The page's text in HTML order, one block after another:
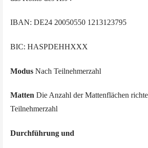
IBAN: DE24 20050550 1213123795
BIC: HASPDEHHXXX
Modus Nach Teilnehmerzahl
Matten Die Anzahl der Mattenflächen
Teilnehmerzahl
Durchführung und